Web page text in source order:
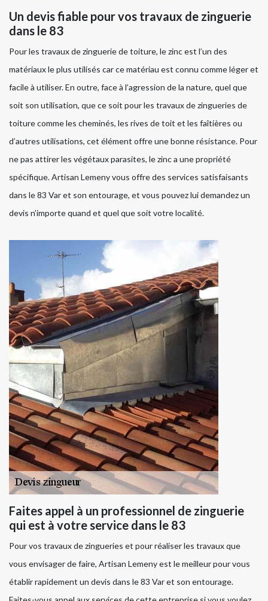
Un devis fiable pour vos travaux de zinguerie
dans le 83
Pour les travaux de zinguerie de toiture, le zinc est l’un des
matériaux le plus utilisés car ce matériau est connu comme léger et
facile à utiliser. En outre, face à l’agression de la nature, quel que
soit son utilisation, que ce soit pour les travaux de zingueries de
toiture comme les cheminés, les rives de toit et les faîtières ou
d’autres utilisations, cet élément offre une bonne résistance. Pour
ne pas attirer les végétaux parasites, le zinc a une propriété
spécifique. Artisan Lemeny vous offre des services satisfaisants
dans le 83 Var et son entourage, et vous pouvez lui demandez un
devis n’importe quand et quel que soit votre localité.
Faites appel à un professionnel de zinguerie
qui est à votre service dans le 83
Pour vos travaux de zingueries et pour réaliser les travaux que
vous envisager de faire, Artisan Lemeny est le meilleur pour vous
établir rapidement un devis dans le 83 Var et son entourage.